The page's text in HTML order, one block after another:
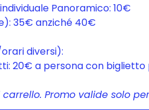
Panoramico: 10€
35€ anziché 40€
diversi):
20€ a persona con
Promo valide solo